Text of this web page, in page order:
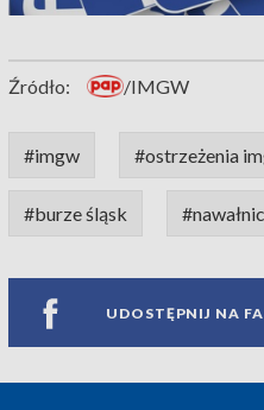
Źródło: /IMGW
#imgw #ostrzeżenia
#burze śląsk
UDOSTĘPNIJ NA